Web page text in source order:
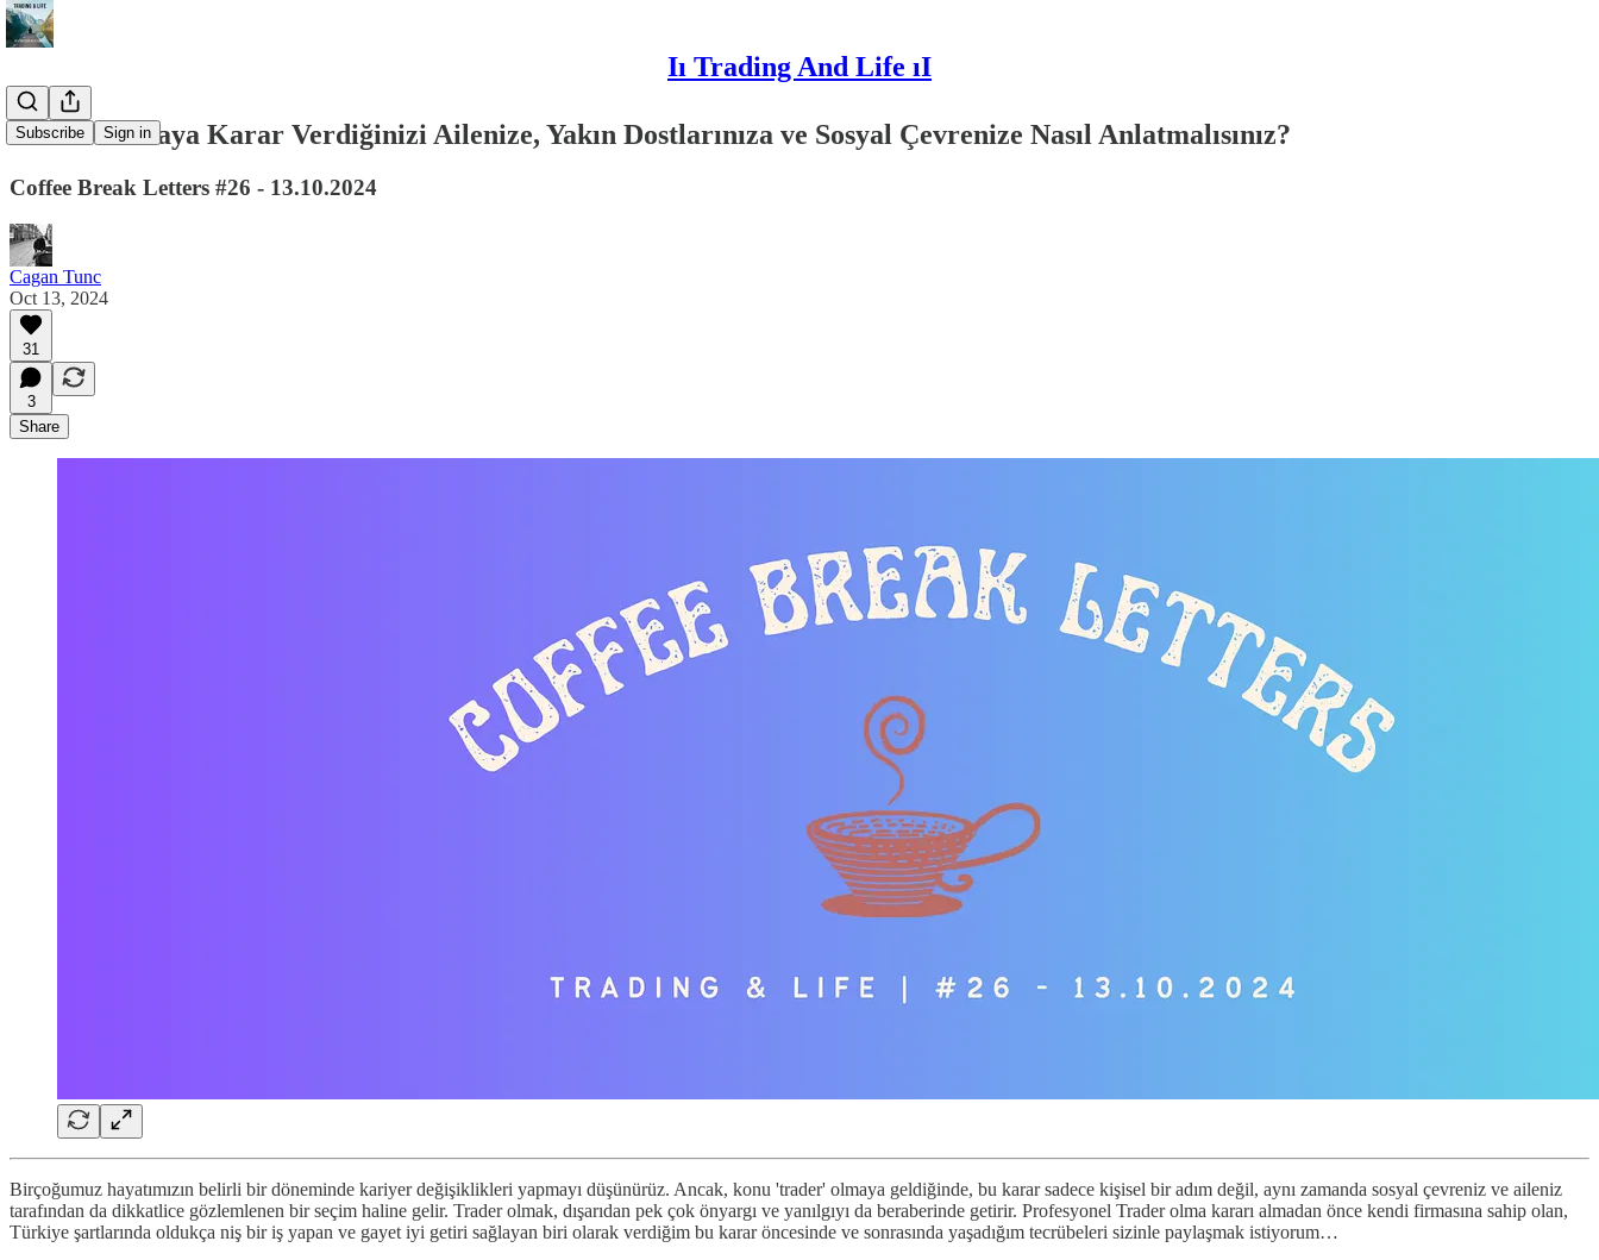
Iı Trading And Life ıI
Subscribe Sign in
Trader Olmaya Karar Verdiğinizi Ailenize, Yakın Dostlarınıza ve Sosyal Çevrenize Nasıl Anlatmalısınız?
Coffee Break Letters #26 - 13.10.2024
Cagan Tunc
Oct 13, 2024
31
3
Share
Birçoğumuz hayatımızın belirli bir döneminde kariyer değişiklikleri yapmayı düşünürüz. Ancak, konu 'trader' olmaya geldiğinde, bu karar sadece kişisel bir adım değil, aynı zamanda sosyal çevreniz ve aileniz
tarafından da dikkatlice gözlemlenen bir seçim haline gelir. Trader olmak, dışarıdan pek çok önyargı ve yanılgıyı da beraberinde getirir. Profesyonel Trader olma kararı almadan önce kendi firmasına sahip olan,
Türkiye şartlarında oldukça niş bir iş yapan ve gayet iyi getiri sağlayan biri olarak verdiğim bu karar öncesinde ve sonrasında yaşadığım tecrübeleri sizinle paylaşmak istiyorum…